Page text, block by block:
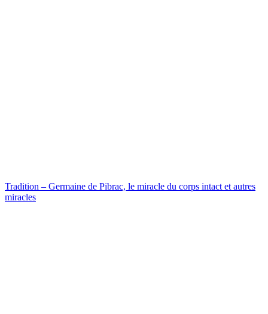
Tradition – Germaine de Pibrac, le miracle du corps intact et autres
miracles